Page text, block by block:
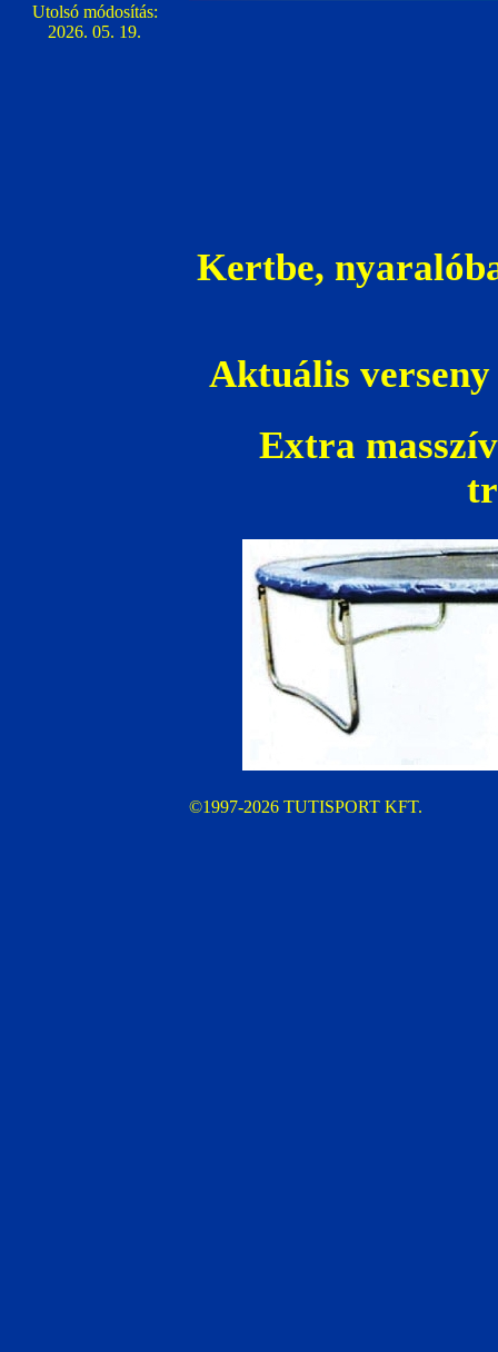
Utolsó módosítás:
2026. 05. 19.
Kertbe,
Aktuális
Extra
©1997-2026 TUTISPORT KFT.